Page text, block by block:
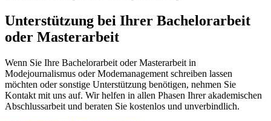
Unterstützung bei Ihrer Bachelorarbeit
oder Masterarbeit
Wenn Sie Ihre Bachelorarbeit oder Masterarbeit in
Modejournalismus oder Modemanagement schreiben lassen
möchten oder sonstige Unterstützung benötigen, nehmen Sie
Kontakt mit uns auf. Wir helfen in allen Phasen Ihrer akademischen
Abschlussarbeit und beraten Sie kostenlos und unverbindlich.